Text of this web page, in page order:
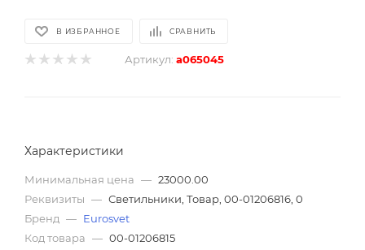
В ИЗБРАННОЕ СРАВНИТЬ
Артикул: a065045
Характеристики
Минимальная цена — 23000.00
Реквизиты — Светильники, Товар, 00-01206816, 0
Бренд — Eurosvet
Код товара — 00-01206815